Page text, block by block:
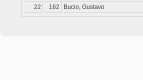
22
162 Bucio, Gustavo